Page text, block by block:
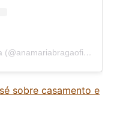
A post shared by Ana Maria Braga (@anamariabragaoficial)
sobre casamento e